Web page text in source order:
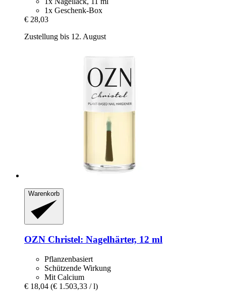
1x Geschenk-Box
€ 28,03
Zustellung bis 12. August
Warenkorb
OZN Christel: Nagelhärter, 12 ml
Pflanzenbasiert
Schützende Wirkung
Mit Calcium
€ 18,04 (€ 1.503,33 / l)